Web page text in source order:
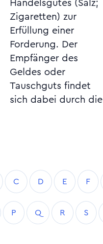
Handelsgutes (Salz;
Zigaretten) zur
Erfüllung einer
Forderung. Der
Empfänger des
Geldes oder
Tauschguts findet
sich dabei durch die
Zahlungshalber,
C D E F
P Q R S